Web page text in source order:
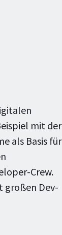
mit der
als Basis für
Crew.
großen Dev-